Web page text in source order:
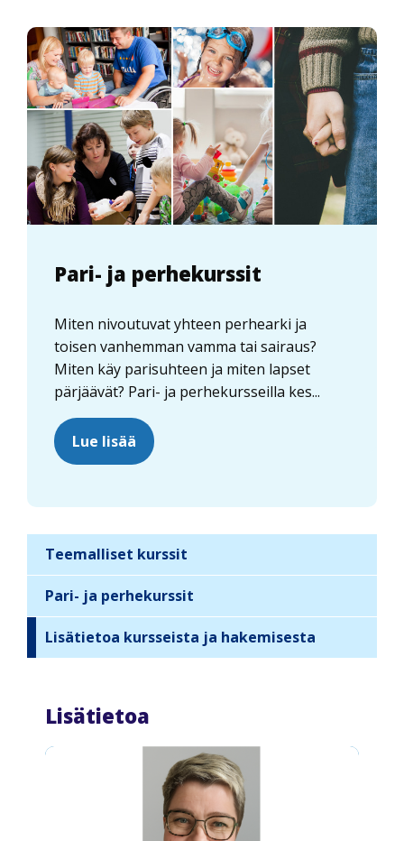
S
d
Teemalliset kurssit
Pari- ja perhekurssit
Lisätietoa kursseista ja hakemisesta
Lisätietoa
Pari- ja perhekurssit
Miten nivoutuvat yhteen perhearki ja
toisen vanhemman vamma tai sairaus?
Miten käy parisuhteen ja miten lapset
pärjäävät? Pari- ja perhekursseilla kes...
Lue lisää